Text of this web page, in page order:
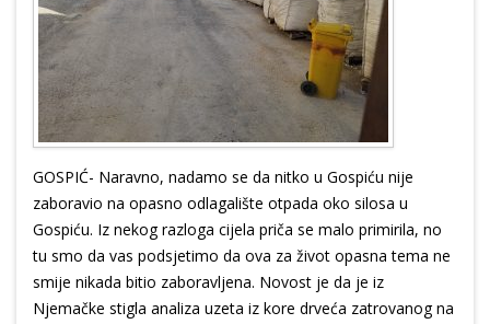
GOSPIĆ- Naravno, nadamo se da nitko u Gospiću nije
zaboravio na opasno odlagalište otpada oko silosa u
Gospiću. Iz nekog razloga cijela priča se malo primirila, no
tu smo da vas podsjetimo da ova za život opasna tema ne
smije nikada bitio zaboravljena. Novost je da je iz
Njemačke stigla analiza uzeta iz kore drveća zatrovanog na